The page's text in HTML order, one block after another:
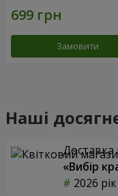
Замовити
Наші
Доставка
«Вибір
2026 рік